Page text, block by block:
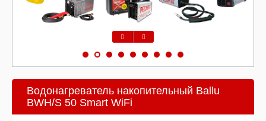
Водонагреватель накопительный Ballu
BWH/S 50 Smart WiFi